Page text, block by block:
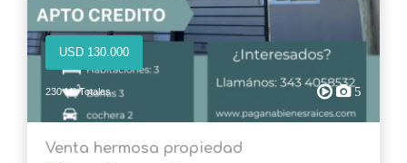
USD 130.000
230 M² Totales 5
Venta hermosa propiedad